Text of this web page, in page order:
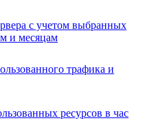
с учетом выбранных
и месяцам
трафика и
ресурсов в час